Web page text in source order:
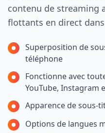
contenu de streaming
flottants en direct
Superposition de
téléphone
Fonctionne avec
YouTube, Instagram
Apparence de sous-
Options de langues